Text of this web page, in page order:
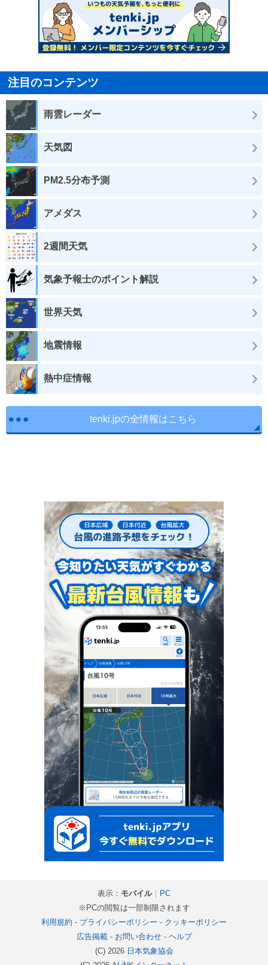
注目のコンテンツ
雨雲レーダー
天気図
PM2.5分布予測
アメダス
2週間天気
気象予報士のポイント解説
世界天気
地震情報
熱中症情報
tenki.jpの全情報はこちら
表示： モバイル｜
PC
※PCの閲覧は一部制限されます
利用規約 - プライバシーポリシー - クッキーポリシー
広告掲載- お問い合わせ- ヘルプ
(C) 2026 日本気象協会